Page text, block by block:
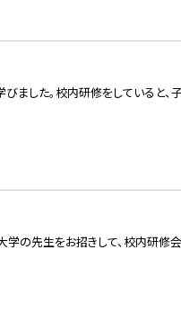
した。校内研修をしていると、
の先生をお招きして、校内研修